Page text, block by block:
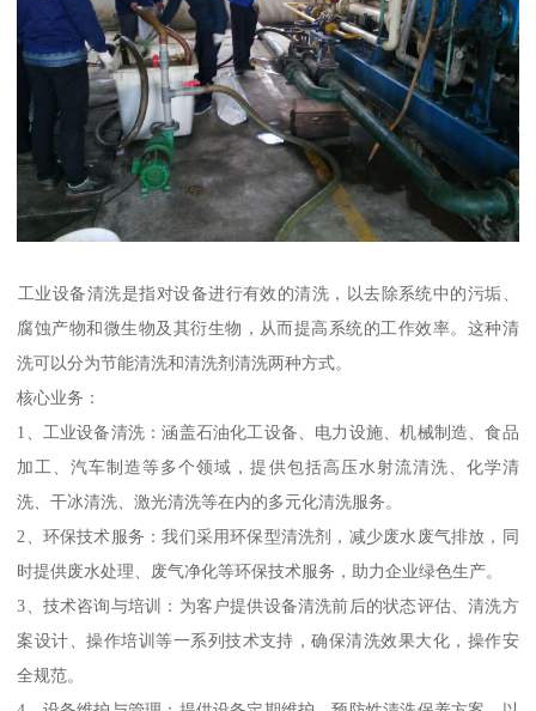
‌工业设备清洗‌是指对设备进行有效的清洗，以去除系统中的污垢、
腐蚀产物和微生物及其衍生物，从而提高系统的工作效率。这种清
洗可以分为节能清洗和清洗剂清洗两种方式。‌
核心业务：
1、工业设备清洗：涵盖石油化工设备、电力设施、机械制造、食品
加工、汽车制造等多个领域，提供包括高压水射流清洗、化学清
洗、干冰清洗、激光清洗等在内的多元化清洗服务。
2、环保技术服务：我们采用环保型清洗剂，减少废水废气排放，同
时提供废水处理、废气净化等环保技术服务，助力企业绿色生产。
3、技术咨询与培训：为客户提供设备清洗前后的状态评估、清洗方
案设计、操作培训等一系列技术支持，确保清洗效果大化，操作安
全规范。